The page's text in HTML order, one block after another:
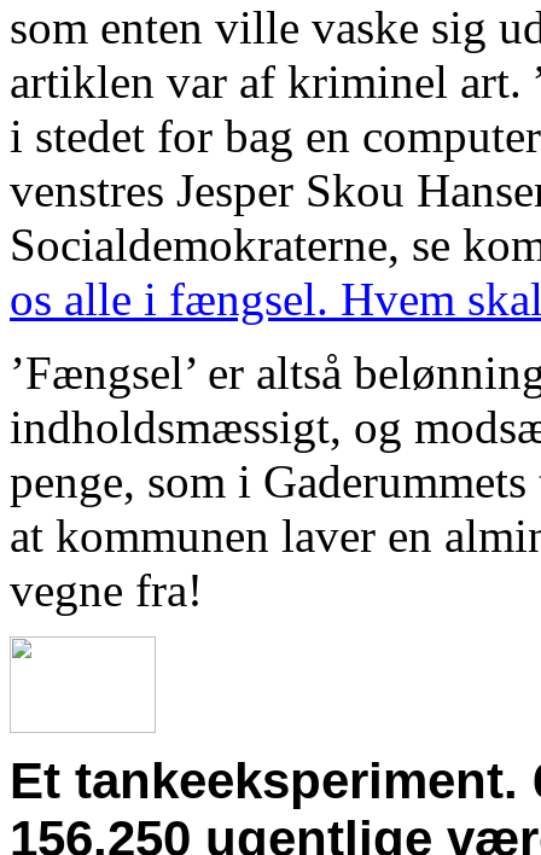
som enten ville vaske sig
artiklen var af kriminel art.
i stedet for bag en
venstres Jesper Skou
Socialdemokraterne, se
os alle i fængsel. Hvem
’Fængsel’ er altså
indholdsmæssigt, og
penge, som i
at kommunen laver en
vegne fra!
Et tankeeksperiment.
156.250 ugentlige